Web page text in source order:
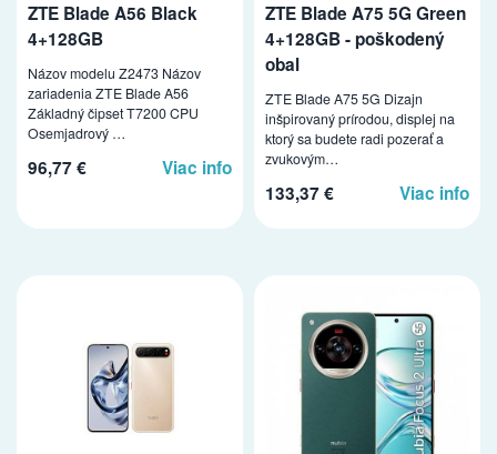
ZTE Blade A56 Black
4+128GB
Názov modelu Z2473 Názov
zariadenia ZTE Blade A56
Základný čipset T7200 CPU
Osemjadrový …
96,77 € Viac info
ZTE Blade A75 5G Green
4+128GB - poškodený
obal
ZTE Blade A75 5G Dizajn
inšpirovaný prírodou, displej na
ktorý sa budete radi pozerať a
zvukovým…
133,37 € Viac info